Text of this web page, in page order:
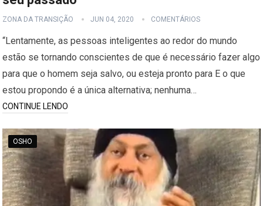
ZONA DA TRANSIÇÃO JUN 04, 2020 COMENTÁRIOS
“Lentamente, as pessoas inteligentes ao redor do mundo
estão se tornando conscientes de que é necessário fazer algo
para que o homem seja salvo, ou esteja pronto para E o que
estou propondo é a única alternativa; nenhuma…
CONTINUE LENDO
OSHO